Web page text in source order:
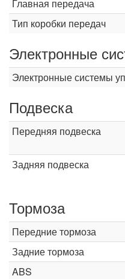
Главная передача
Тип коробки передач
Электронные
Электронные системы
Подвеска
Передняя подвеска
Задняя подвеска
Тормоза
Передние тормоза
Задние тормоза
ABS